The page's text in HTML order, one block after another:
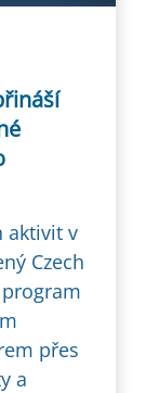
aktivit v
Czech
přes
a